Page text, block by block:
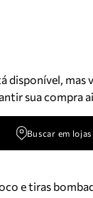
disponível, mas
sua compra
Buscar em lojas
e tiras